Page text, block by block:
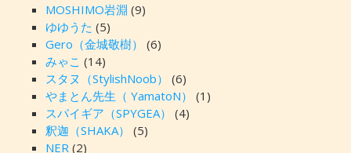
MOSHIMO岩淵 (9)
ゆゆうた (5)
Gero（金城敬樹）
(6)
みゃこ (14)
スタヌ（StylishNoob）
(6)
やまとん先生（ YamatoN）
(1)
スパイギア（SPYGEA）
(4)
釈迦（SHAKA）
(5)
NER(2)